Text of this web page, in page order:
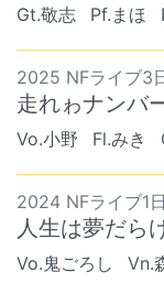
Gt.敬志
Pf.まほ
2025 NFライブ3
走れゎナンバ
Vo.小野 Fl.みき
2024 NFライブ1
人生は夢だら
Vo.鬼ごろし Vn.